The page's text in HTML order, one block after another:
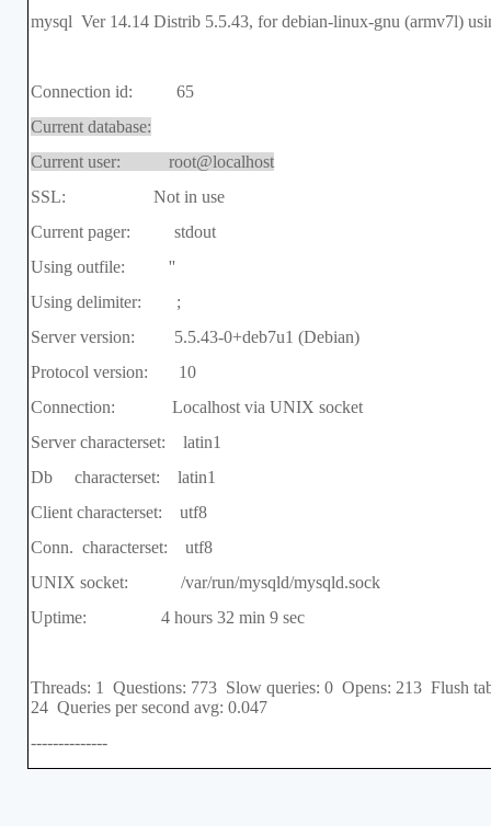
mysql Ver 14.14 Distrib 5.5.43, for debian-linux-gnu (armv7l)
Connection id: 65
Current database:
Current user: root@localhost
SSL: Not in use
Current pager: stdout
Using outfile: ''
Using delimiter: ;
Server version: 5.5.43-0+deb7u1 (Debian)
Protocol version: 10
Connection: Localhost via UNIX socket
Server characterset: latin1
Db characterset: latin1
Client characterset: utf8
Conn. characterset: utf8
UNIX socket: /var/run/mysqld/mysqld.sock
Uptime: 4 hours 32 min 9 sec
Threads: 1 Questions: 773 Slow queries: 0 Opens: 213 Flush
24 Queries per second avg: 0.047
--------------